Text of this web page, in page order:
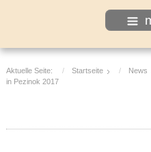
Aktuelle Seite: Startseite News
in Pezinok 2017